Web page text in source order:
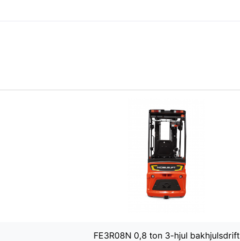
FE3R08N 0,8 ton 3-hjul bakhjulsdrift